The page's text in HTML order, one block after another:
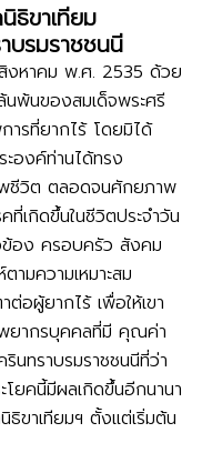
ธิขาเทียม
บรมราชชนนี
สิงหาคม พ.ศ. 2535 ด้วย
พ้นของสมเด็จพระศรี
รที่ยากไร้ โดยมิได้
องค์ท่านได้ทรง
ชีวิต ตลอดจนศักยภาพ
เกิดขึ้นในชีวิตประจำวัน
ข้อง ครอบครัว สังคม
ามความเหมาะสม
อผู้ยากไร้ เพื่อให้เขา
พยากรบุคคลที่มี คุณค่า
นทราบรมราชชนนีที่ว่า
ยคนี้มีผลเกิดขึ้นอีกนานา
ขาเทียมฯ ตั้งแต่เริ่มต้น